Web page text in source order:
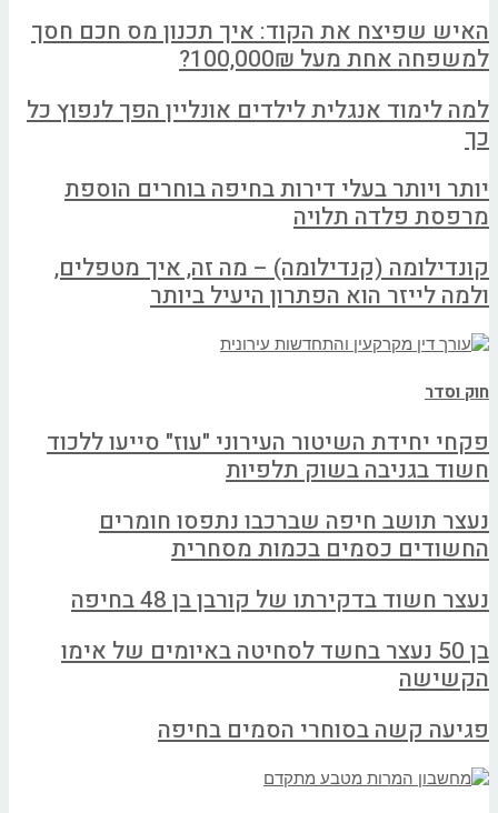
האיש שפיצח את הקוד: איך תכנון מס חכם חסך
למשפחה אחת מעל 100,000₪?
למה לימוד אנגלית לילדים אונליין הפך לנפוץ כל
כך
יותר ויותר בעלי דירות בחיפה בוחרים הוספת
מרפסת פלדה תלויה
קונדילומה (קנדילומה) – מה זה, איך מטפלים,
ולמה לייזר הוא הפתרון היעיל ביותר
חוק וסדר
פקחי יחידת השיטור העירוני "עוז" סייעו ללכוד
חשוד בגניבה בשוק תלפיות
נעצר תושב חיפה שברכבו נתפסו חומרים
החשודים כסמים בכמות מסחרית
נעצר חשוד בדקירתו של קורבן בן 48 בחיפה
בן 50 נעצר בחשד לסחיטה באיומים של אימו
הקשישה
פגיעה קשה בסוחרי הסמים בחיפה